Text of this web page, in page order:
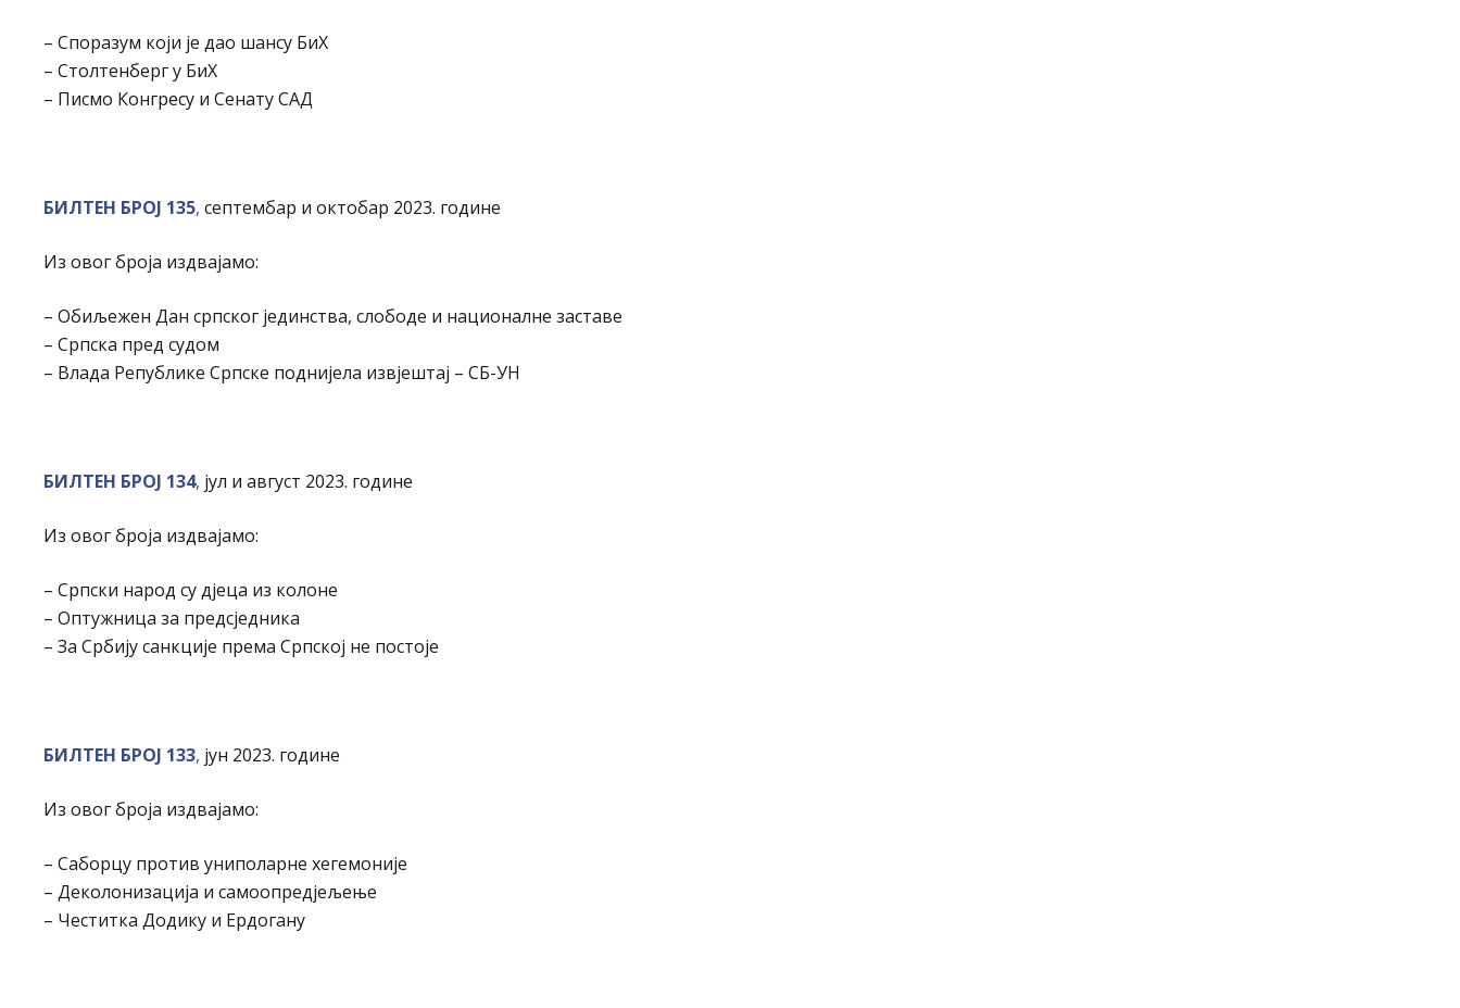
– Споразум који је дао шансу БиХ
– Столтенберг у БиХ
– Писмо Конгресу и Сенату САД
БИЛТЕН БРОЈ 135, септембар и октобар 2023. године
Из овог броја издвајамо:
– Обиљежен Дан српског јединства, слободе и националне заставе
– Српска пред судом
– Влада Републике Српске поднијела извјештај – СБ-УН
БИЛТЕН БРОЈ 134, јул и август 2023. године
Из овог броја издвајамо:
– Српски народ су дјеца из колоне
– Оптужница за предсједника
– За Србију санкције према Српској не постоје
БИЛТЕН БРОЈ 133, јун 2023. године
Из овог броја издвајамо:
– Саборцу против униполарне хегемоније
– Деколонизација и самоопредјељење
– Честитка Додику и Ердогану